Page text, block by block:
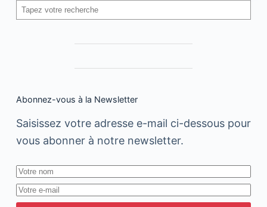
Rechercher
Abonnez-vous à la Newsletter
Saisissez votre adresse e-mail ci-dessous pour
vous abonner à notre newsletter.